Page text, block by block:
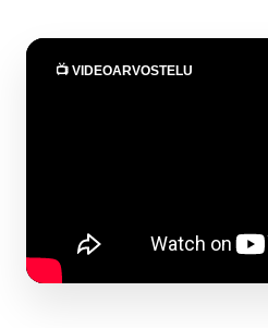
📺 VIDEOARVOSTELU